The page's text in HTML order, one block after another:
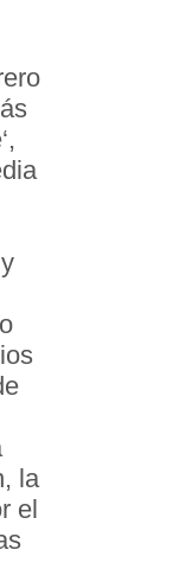
la
el